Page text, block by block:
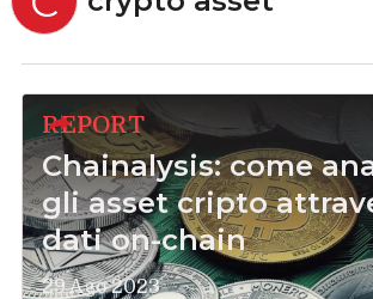
REPORT
Chainalysis: come
gli asset cripto
dati on-chain
29 Ago 2023